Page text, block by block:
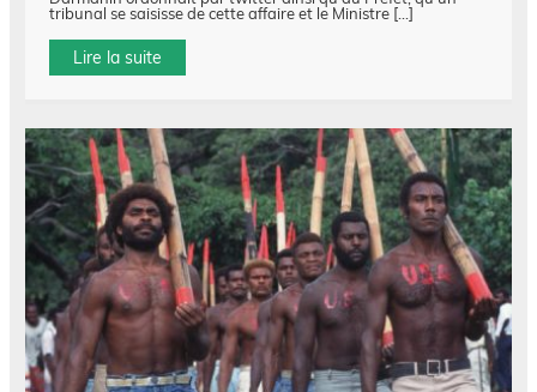
tribunal se saisisse de cette affaire et le Ministre […]
Lire la suite